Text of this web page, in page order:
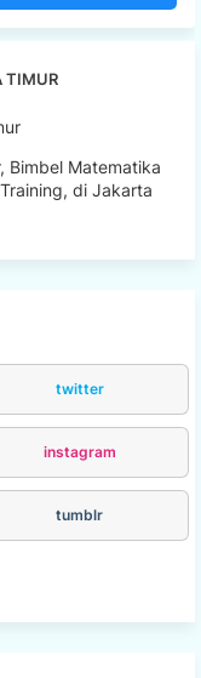
TIMUR
Bimbel Matematika
di Jakarta
twitter
instagram
tumblr